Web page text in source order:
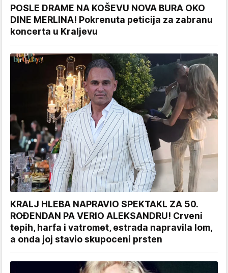
POSLE DRAME NA KOŠEVU NOVA BURA OKO
DINE MERLINA! Pokrenuta peticija za zabranu
koncerta u Kraljevu
KRALJ HLEBA NAPRAVIO SPEKTAKL ZA 50.
ROĐENDAN PA VERIO ALEKSANDRU! Crveni
tepih, harfa i vatromet, estrada napravila lom,
a onda joj stavio skupoceni prsten